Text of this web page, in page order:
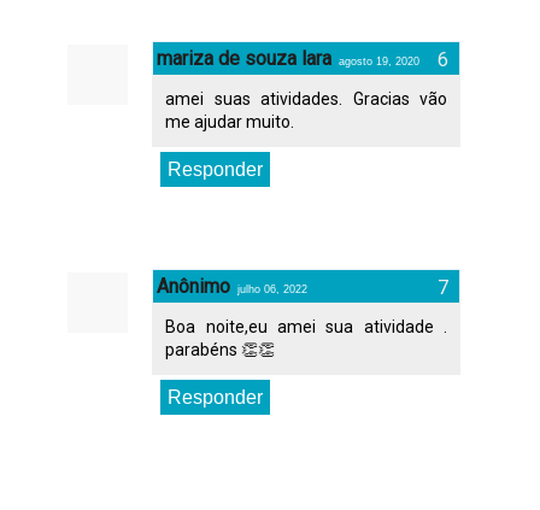
mariza de souza lara agosto 19, 2020
amei suas atividades. Gracias vão
me ajudar muito.
Responder
Anônimo julho 06, 2022
Boa noite,eu amei sua atividade .
parabéns 👏👏
Responder